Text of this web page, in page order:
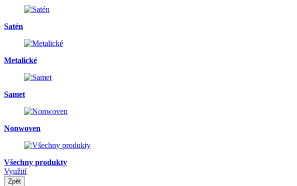
Satén
Metalické
Samet
Nonwoven
Všechny produkty
Využití
Zpět